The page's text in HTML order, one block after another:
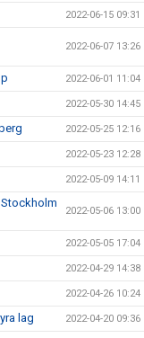
2022-06-15 09:31
2022-06-07 13:26
2022-06-01 11:04
2022-05-30 14:45
2022-05-25 12:16
2022-05-23 12:28
2022-05-09 14:11
Stockholm
2022-05-06 13:00
2022-05-05 17:04
2022-04-29 14:38
2022-04-26 10:24
lag 2022-04-20 09:36